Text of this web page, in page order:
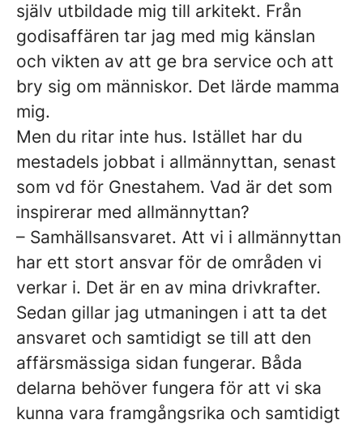
själv utbildade mig till arkitekt. Från
godisaffären tar jag med mig känslan
och vikten av att ge bra service och att
bry sig om människor. Det lärde mamma
mig.
Men du ritar inte hus. Istället har du
mestadels jobbat i allmännyttan, senast
som vd för Gnestahem. Vad är det som
inspirerar med allmännyttan?
– Samhällsansvaret. Att vi i allmännyttan
har ett stort ansvar för de områden vi
verkar i. Det är en av mina drivkrafter.
Sedan gillar jag utmaningen i att ta det
ansvaret och samtidigt se till att den
affärsmässiga sidan fungerar. Båda
delarna behöver fungera för att vi ska
kunna vara framgångsrika och samtidigt